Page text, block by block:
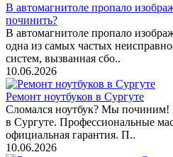
В автомагнитоле пропало
починить?
В автомагнитоле пропало
одна из самых частых
систем, вызванная сбо..
10.06.2026
Ремонт ноутбуков в Сургуте
Сломался ноутбук? Мы починим!
в Сургуте. Профессиональные
официальная гарантия. П..
10.06.2026